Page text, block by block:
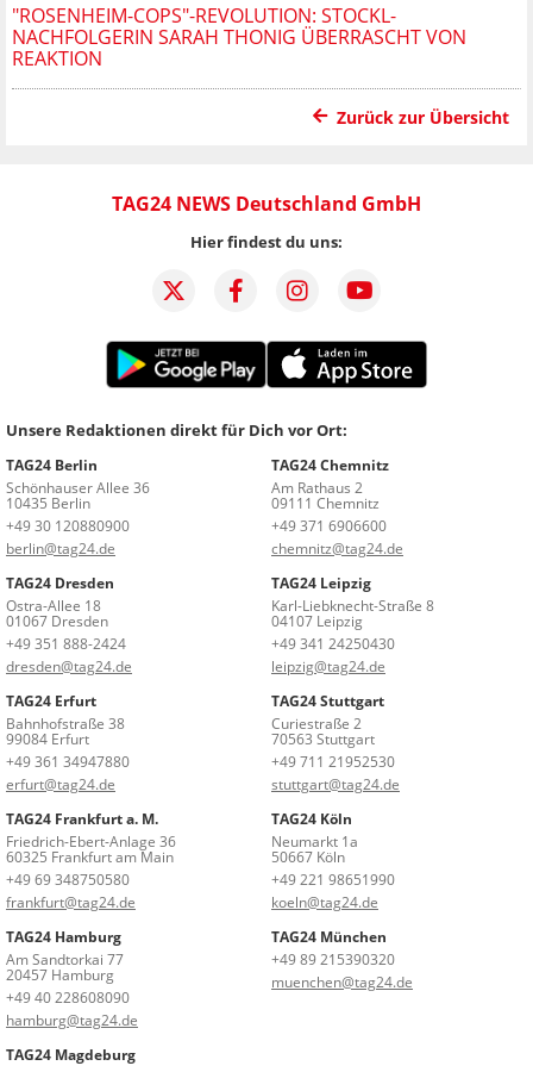
"ROSENHEIM-COPS"-REVOLUTION: STOCKL-
NACHFOLGERIN SARAH THONIG ÜBERRASCHT VON
REAKTION
Zurück zur Übersicht
TAG24 NEWS Deutschland GmbH
Hier findest du uns:
Unsere Redaktionen direkt für Dich vor Ort:
TAG24 Berlin
Schönhauser Allee 36
10435 Berlin
+49 30 120880900
berlin@tag24.de
TAG24 Chemnitz
Am Rathaus 2
09111 Chemnitz
+49 371 6906600
chemnitz@tag24.de
TAG24 Dresden
Ostra-Allee 18
01067 Dresden
+49 351 888-2424
dresden@tag24.de
TAG24 Leipzig
Karl-Liebknecht-Straße 8
04107 Leipzig
+49 341 24250430
leipzig@tag24.de
TAG24 Erfurt
Bahnhofstraße 38
99084 Erfurt
+49 361 34947880
erfurt@tag24.de
TAG24 Stuttgart
Curiestraße 2
70563 Stuttgart
+49 711 21952530
stuttgart@tag24.de
TAG24 Frankfurt a. M.
Friedrich-Ebert-Anlage 36
60325 Frankfurt am Main
+49 69 348750580
frankfurt@tag24.de
TAG24 Köln
Neumarkt 1a
50667 Köln
+49 221 98651990
koeln@tag24.de
TAG24 Hamburg
Am Sandtorkai 77
20457 Hamburg
+49 40 228608090
hamburg@tag24.de
TAG24 München
+49 89 215390320
muenchen@tag24.de
TAG24 Magdeburg